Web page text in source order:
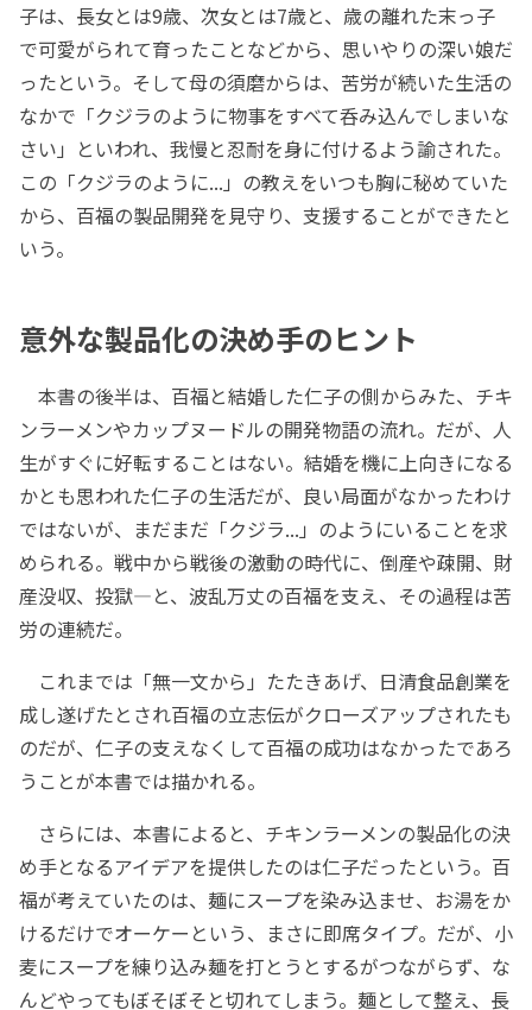
子は、長女とは9歳、次女とは7歳と、歳の離れた末っ子
で可愛がられて育ったことなどから、思いやりの深い娘だ
ったという。そして母の須磨からは、苦労が続いた生活の
なかで「クジラのように物事をすべて呑み込んでしまいな
さい」といわれ、我慢と忍耐を身に付けるよう諭された。
この「クジラのように...」の教えをいつも胸に秘めていた
から、百福の製品開発を見守り、支援することができたと
いう。
意外な製品化の決め手のヒント
本書の後半は、百福と結婚した仁子の側からみた、チキ
ンラーメンやカップヌードルの開発物語の流れ。だが、人
生がすぐに好転することはない。結婚を機に上向きになる
かとも思われた仁子の生活だが、良い局面がなかったわけ
ではないが、まだまだ「クジラ...」のようにいることを求
められる。戦中から戦後の激動の時代に、倒産や疎開、財
産没収、投獄―と、波乱万丈の百福を支え、その過程は苦
労の連続だ。
これまでは「無一文から」たたきあげ、日清食品創業を
成し遂げたとされ百福の立志伝がクローズアップされたも
のだが、仁子の支えなくして百福の成功はなかったであろ
うことが本書では描かれる。
さらには、本書によると、チキンラーメンの製品化の決
め手となるアイデアを提供したのは仁子だったという。百
福が考えていたのは、麺にスープを染み込ませ、お湯をか
けるだけでオーケーという、まさに即席タイプ。だが、小
麦にスープを練り込み麺を打とうとするがつながらず、な
んどやってもぼそぼそと切れてしまう。麺として整え、長